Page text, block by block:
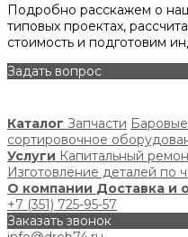
Подробно расскажем о
типовых проектах,
стоимость и подготовим
Задать вопрос
Каталог Запчасти
сортировочное
Услуги Капитальный
Изготовление деталей по
О компании Доставка и
+7 (351) 725-95-57
Заказать звонок